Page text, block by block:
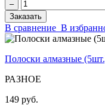
‒
Заказать
В сравнение В
Полоски алмазные
РАЗНОЕ
149 руб.